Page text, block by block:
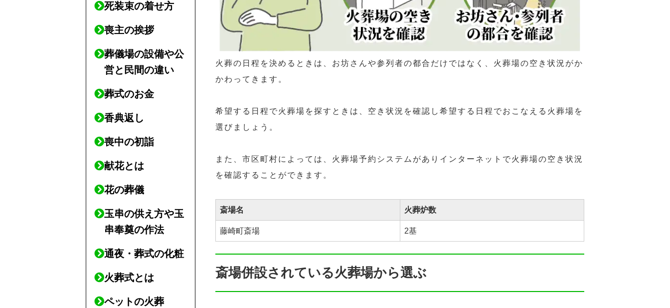
火葬の日程を決めるときは、お坊さんや参列者の都合だけではなく、火葬場の空き状況がか
かわってきます。
希望する日程で火葬場を探すときは、空き状況を確認し希望する日程でおこなえる火葬場を
選びましょう。
また、市区町村によっては、火葬場予約システムがありインターネットで火葬場の空き状況
を確認することができます。
斎場名 火葬炉数
藤崎町斎場 2基
斎場併設されている火葬場から選ぶ
死装束の着せ方
喪主の挨拶
葬儀場の設備や公
営と民間の違い
葬式のお金
香典返し
喪中の初詣
献花とは
花の葬儀
玉串の供え方や玉
串奉奠の作法
通夜・葬式の化粧
火葬式とは
ペットの火葬